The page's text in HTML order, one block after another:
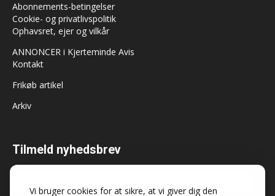
Vi bruger cookies for at sikre, at vi giver dig den
Abonnements-betingelser
Cookie- og privatlivspolitik
Ophavsret, ejer og vilkår
ANNONCER i Kjerteminde Avis
Kontakt
Frikøb artikel
Arkiv
Tilmeld nyhedsbrev